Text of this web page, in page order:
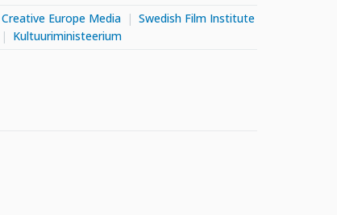
Creative Europe Media
Swedish Film Institute
Kultuuriministeerium